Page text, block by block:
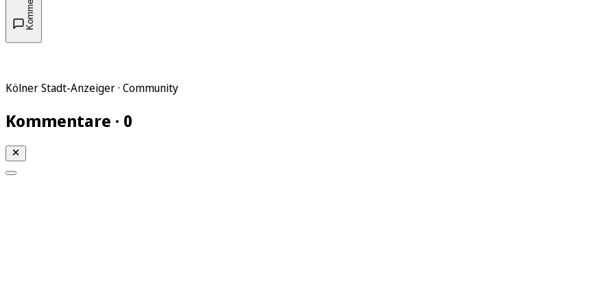
Kölner Stadt-Anzeiger · Community
Kommentare · 0